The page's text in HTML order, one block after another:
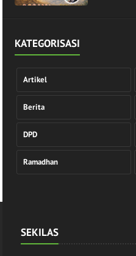
KATEGORISASI
Artikel
Berita
DPD
Ramadhan
SEKILAS